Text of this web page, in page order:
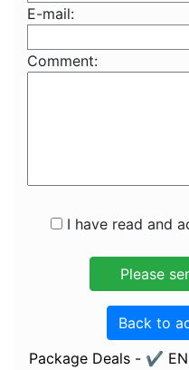
E-mail:
Comment:
I have read and
Back to
Package Deals - ✔️